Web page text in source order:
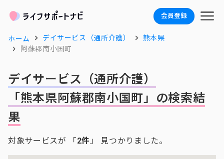
会員登録
ホーム デイサービス（通所介護）
熊本県
阿蘇郡南小国町
デイサービス（通所介護）
「熊本県阿蘇郡南小国町」の検索結
果
対象サービスが 「2件 」 見つかりました。